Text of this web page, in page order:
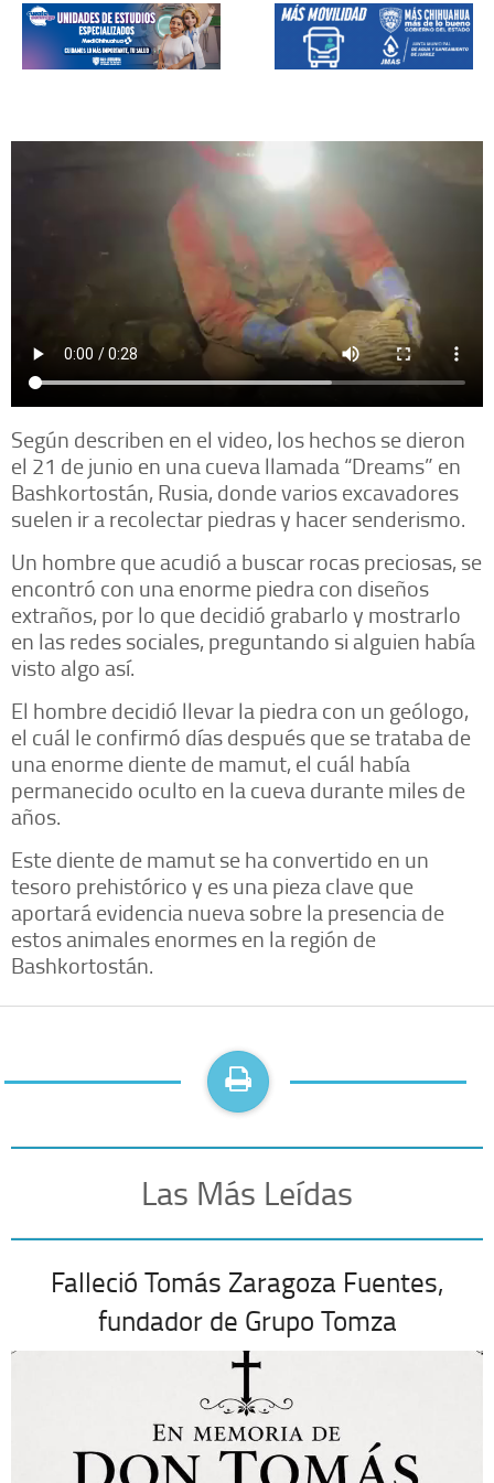
Según describen en el video, los hechos se dieron
el 21 de junio en una cueva llamada “Dreams” en
Bashkortostán, Rusia, donde varios excavadores
suelen ir a recolectar piedras y hacer senderismo.
Un hombre que acudió a buscar rocas preciosas, se
encontró con una enorme piedra con diseños
extraños, por lo que decidió grabarlo y mostrarlo
en las redes sociales, preguntando si alguien había
visto algo así.
El hombre decidió llevar la piedra con un geólogo,
el cuál le confirmó días después que se trataba de
una enorme diente de mamut, el cuál había
permanecido oculto en la cueva durante miles de
años.
Este diente de mamut se ha convertido en un
tesoro prehistórico y es una pieza clave que
aportará evidencia nueva sobre la presencia de
estos animales enormes en la región de
Bashkortostán.
Las Más Leídas
Falleció Tomás Zaragoza Fuentes,
fundador de Grupo Tomza